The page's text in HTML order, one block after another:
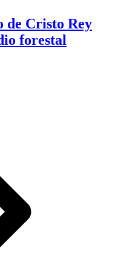
de Cristo Rey
forestal